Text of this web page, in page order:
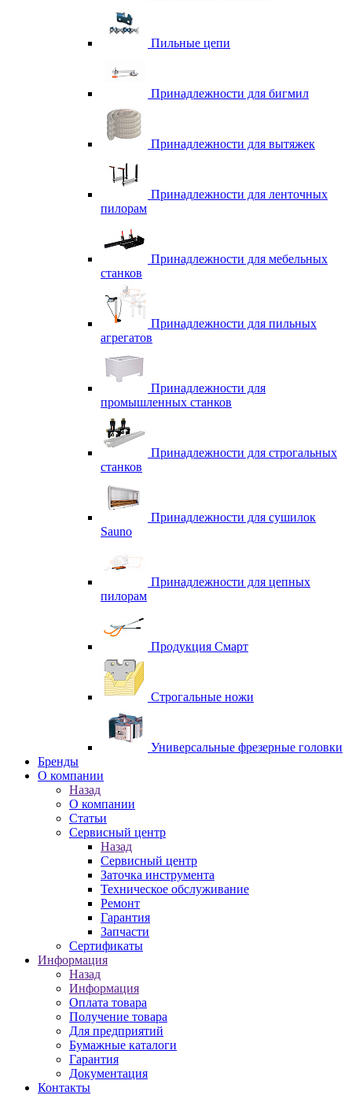
Пильные цепи
Принадлежности для бигмил
Принадлежности для вытяжек
Принадлежности для ленточных
пилорам
Принадлежности для мебельных
станков
Принадлежности для пильных
агрегатов
Принадлежности для
промышленных станков
Принадлежности для строгальных
станков
Принадлежности для сушилок
Sauno
Принадлежности для цепных
пилорам
Продукция Смарт
Строгальные ножи
Универсальные фрезерные головки
Бренды
O компании
Назад
O компании
Статьи
Сервисный центр
Назад
Сервисный центр
Заточка инструмента
Техническое обслуживание
Ремонт
Гарантия
Запчасти
Сертификаты
Информация
Назад
Информация
Оплата товара
Получение товара
Для предприятий
Бумажные каталоги
Гарантия
Документация
Контакты